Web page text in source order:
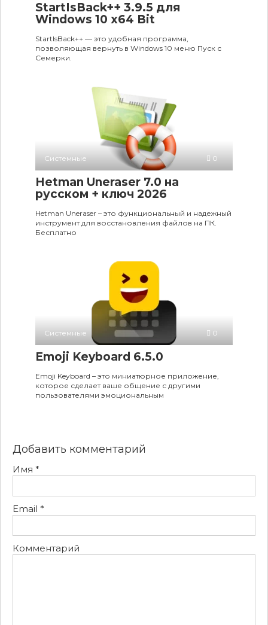
StartIsBack++ 3.9.5 для
Windows 10 x64 Bit
StartIsBack++ — это удобная программа,
позволяющая вернуть в Windows 10 меню Пуск с
Семерки.
Системные 0
Hetman Uneraser 7.0 на
русском + ключ 2026
Hetman Uneraser – это функциональный и надежный
инструмент для восстановления файлов на ПК.
Бесплатно
Системные 0
Emoji Keyboard 6.5.0
Emoji Keyboard – это миниатюрное приложение,
которое сделает ваше общение с другими
пользователями эмоциональным
Добавить комментарий
Имя *
Email *
Комментарий